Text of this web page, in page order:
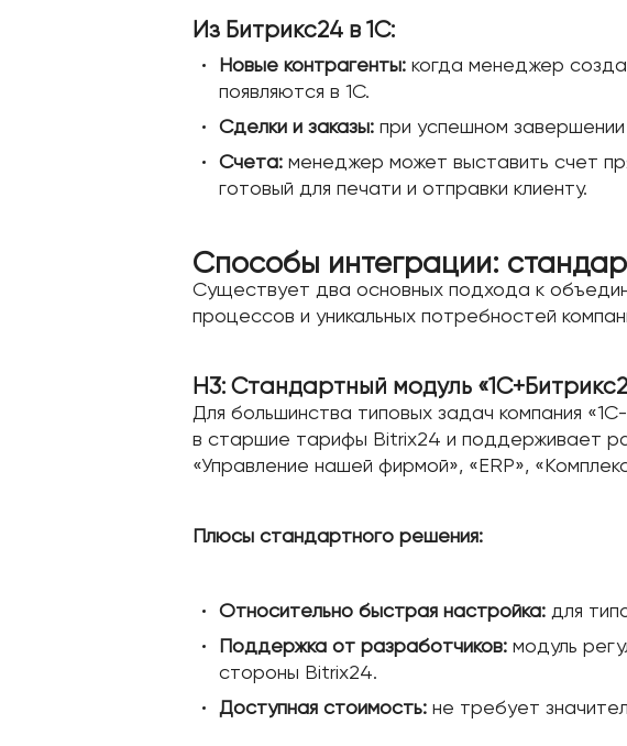
Из Битрикс24 в 1С:
Новые контрагенты:когда менеджер
появляются в 1С.
Сделки и заказы:при успешном завершении
Счета:менеджер может выставить счет
готовый для печати и отправки клиенту.
Способы интеграции:
Существует два основных подхода к
процессов и уникальных потребностей
H3: Стандартный модуль
Для большинства типовых задач компания
в старшие тарифы Bitrix24 и поддерживает
«Управление нашей фирмой», «ERP»,
Плюсы стандартного решения:
Относительно быстрая настройка:для
Поддержка от разработчиков:модуль
стороны Bitrix24.
Доступная стоимость:не требует